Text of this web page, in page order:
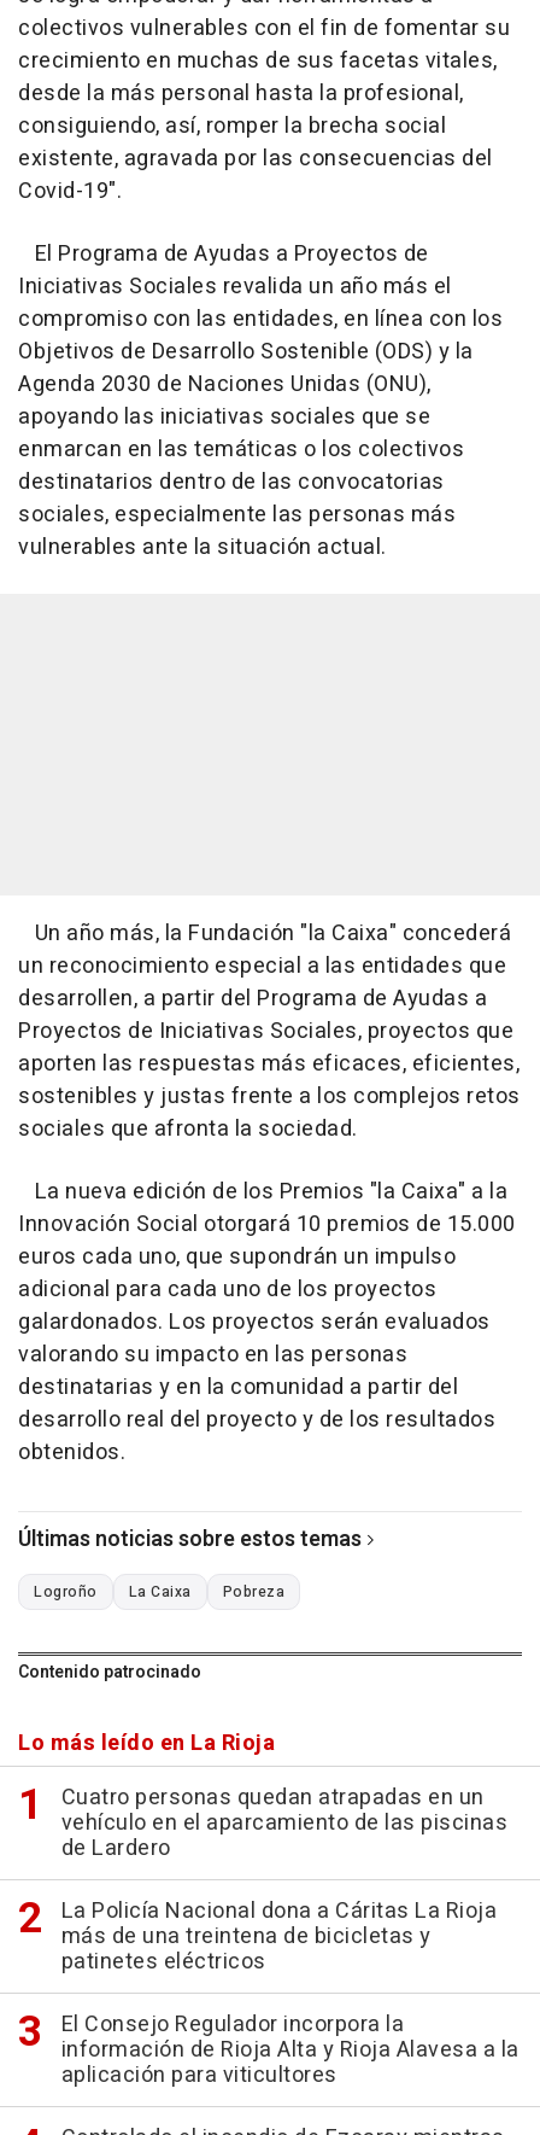
colectivos vulnerables con el fin de fomentar su
crecimiento en muchas de sus facetas vitales,
desde la más personal hasta la profesional,
consiguiendo, así, romper la brecha social
existente, agravada por las consecuencias del
Covid-19".
El Programa de Ayudas a Proyectos de
Iniciativas Sociales revalida un año más el
compromiso con las entidades, en línea con los
Objetivos de Desarrollo Sostenible (ODS) y la
Agenda 2030 de Naciones Unidas (ONU),
apoyando las iniciativas sociales que se
enmarcan en las temáticas o los colectivos
destinatarios dentro de las convocatorias
sociales, especialmente las personas más
vulnerables ante la situación actual.
Un año más, la Fundación "la Caixa" concederá
un reconocimiento especial a las entidades que
desarrollen, a partir del Programa de Ayudas a
Proyectos de Iniciativas Sociales, proyectos que
aporten las respuestas más eficaces, eficientes,
sostenibles y justas frente a los complejos retos
sociales que afronta la sociedad.
La nueva edición de los Premios "la Caixa" a la
Innovación Social otorgará 10 premios de 15.000
euros cada uno, que supondrán un impulso
adicional para cada uno de los proyectos
galardonados. Los proyectos serán evaluados
valorando su impacto en las personas
destinatarias y en la comunidad a partir del
desarrollo real del proyecto y de los resultados
obtenidos.
Últimas noticias sobre estos temas
Logroño La Caixa Pobreza
Contenido patrocinado
Lo más leído en La Rioja
Cuatro personas quedan atrapadas en un
vehículo en el aparcamiento de las piscinas
de Lardero
La Policía Nacional dona a Cáritas La Rioja
más de una treintena de bicicletas y
patinetes eléctricos
El Consejo Regulador incorpora la
información de Rioja Alta y Rioja Alavesa a la
aplicación para viticultores